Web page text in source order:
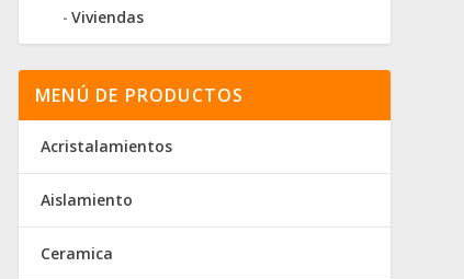
Viviendas
MENÚ DE PRODUCTOS
Acristalamientos
Aislamiento
Ceramica